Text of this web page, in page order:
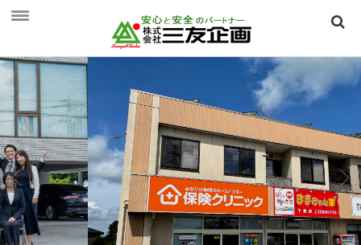
HOME
三友企画とは
三友企画とは
保険相談のご案内
保険相談のご案内
個人向け ～生活を守る保険～